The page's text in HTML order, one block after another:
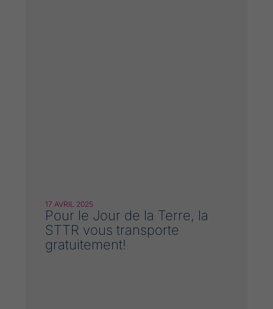
17 AVRIL 2025
Pour le Jour de la Terre, la
STTR vous transporte
gratuitement!